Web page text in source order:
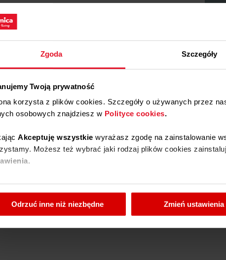
Zgoda Szczegóły
Twoją prywatność
korzysta z plików cookies. Szczegóły o używanych przez
osobowych znajdziesz w Polityce cookies.
Akceptuję wszystkie wyrażasz zgodę na zainstalowanie
Możesz też wybrać jaki rodzaj plików cookies
chwili możesz zmienić wybrane przez Ciebie ustawienia
Odrzuć inne niż niezbędne
Zmień ustawienia
trochę więcej
lub
inspiracji - tam
Cię zainteresować!